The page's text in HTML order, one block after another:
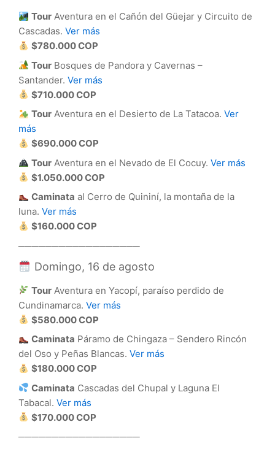
Tour Aventura en el Cañón del Güejar y Circuito de
Cascadas. Ver más
$780.000 COP
Tour Bosques de Pandora y Cavernas –
Santander. Ver más
$710.000 COP
Tour Aventura en el Desierto de La Tatacoa.Ver
más
$690.000 COP
Tour Aventura en el Nevado de El Cocuy.Ver más
$1.050.000 COP
Caminata al Cerro de Quininí, la montaña de la
luna. Ver más
$160.000 COP
──────────────────
Domingo, 16 de agosto
Tour Aventura en Yacopí, paraíso perdido de
Cundinamarca. Ver más
$580.000 COP
Caminata Páramo de Chingaza – Sendero Rincón
del Oso y Peñas Blancas. Ver más
$180.000 COP
Caminata Cascadas del Chupal y Laguna El
Tabacal. Ver más
$170.000 COP
──────────────────